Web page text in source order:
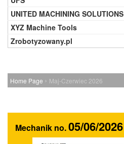
UNITED MACHINING SOLUTIONS
XYZ Machine Tools
Zrobotyzowany.pl
Home Page › Maj-Czerwiec 2026
Mechanik no.05/06/2026